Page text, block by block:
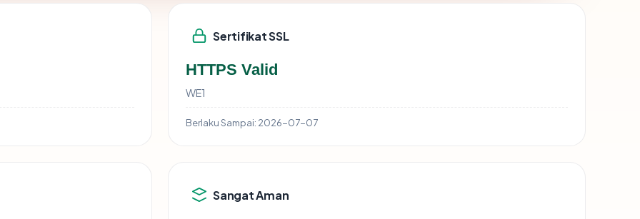
Sertifikat SSL
HTTPS Valid
WE1
Berlaku Sampai: 2026-07-07
Sangat Aman